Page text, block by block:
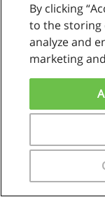
Copyright ©
By clicking
to the storing
analyze and
marketing